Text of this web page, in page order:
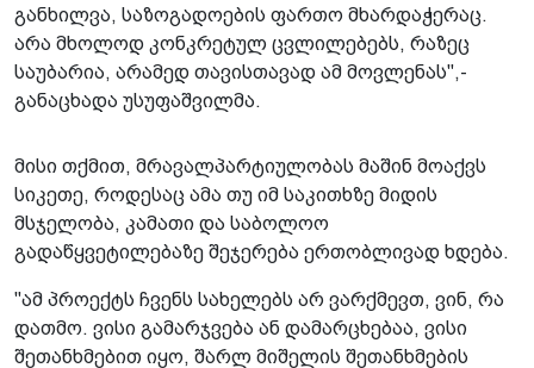
განხილვა, საზოგადოების ფართო მხარდაჭერაც.
არა მხოლოდ კონკრეტულ ცვლილებებს, რაზეც
საუბარია, არამედ თავისთავად ამ მოვლენას",-
განაცხადა უსუფაშვილმა.
მისი თქმით, მრავალპარტიულობას მაშინ მოაქვს
სიკეთე, როდესაც ამა თუ იმ საკითხზე მიდის
მსჯელობა, კამათი და საბოლოო
გადაწყვეტილებაზე შეჯერება ერთობლივად ხდება.
"ამ პროექტს ჩვენს სახელებს არ ვარქმევთ, ვინ, რა
დათმო. ვისი გამარჯვება ან დამარცხებაა, ვისი
შეთანხმებით იყო, შარლ მიშელის შეთანხმების